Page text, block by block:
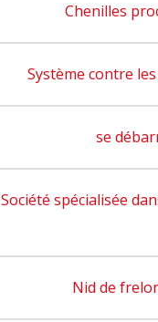
Chenilles
Système contre
se
Société spécialisée
Nid de